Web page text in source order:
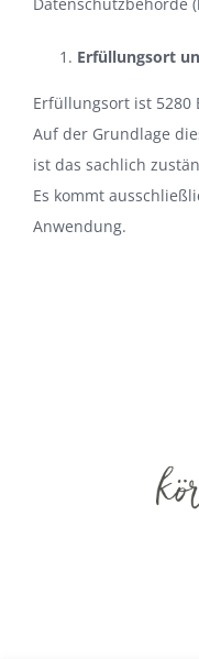
Erfüllungsort
Erfüllungsort ist 5280
Auf der Grundlage
ist das sachlich
Es kommt
Anwendung.